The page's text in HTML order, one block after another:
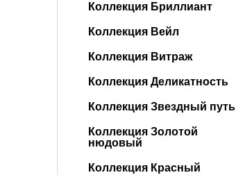
Коллекция Бриллиант
Коллекция Вейл
Коллекция Витраж
Коллекция Деликатность
Коллекция Звездный путь
Коллекция Золотой
нюдовый
Коллекция Красный